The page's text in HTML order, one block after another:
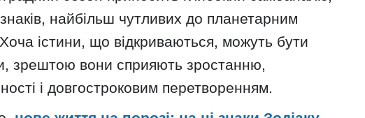
найбільш чутливих до планетарним
істини, що відкриваються, можуть бути
зрештою вони сприяють зростанню,
і довгостроковим перетворенням.